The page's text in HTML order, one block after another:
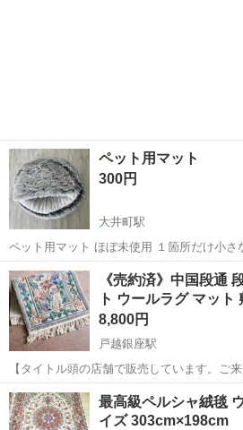
ペット用マット
300円
大井町駅
ペット用マット ほぼ未使用 １箇所だけ小さな薄いシミがありましす
写真5枚目で確認下さい 暖かそうだったのでネットで猫の為に購入し
ましたが、気に入らなかったようで使用してく
格2980円 サイズ：...
東京 品川区 大井町駅 カーペッ
《売約済》中国段通
ト ウールラグ マッ
8,800円
戸越銀座駅
【タイトル頭の店舗で販売しています。ご
えにお気を付け下さい！】 【倉庫保管中】とある場合は、店頭での販
売をしていないので実物をご覧になりたい
ください。ジモティ上のお取引の...
東京 品川区 戸越銀座駅 カーペ
最高級ペルシャ絨毯
イズ 303cm×198cm